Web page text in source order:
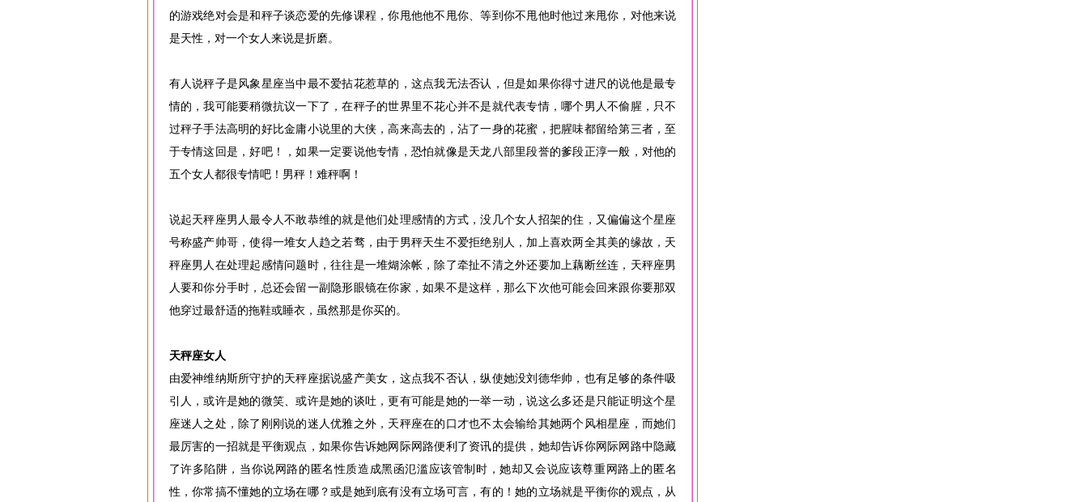
的游戏绝对会是和秤子谈恋爱的先修课程，你甩他他不甩你、等到你不甩他时他过来甩你，对他来说
是天性，对一个女人来说是折磨。
有人说秤子是风象星座当中最不爱拈花惹草的，这点我无法否认，但是如果你得寸进尺的说他是最专
情的，我可能要稍微抗议一下了，在秤子的世界里不花心并不是就代表专情，哪个男人不偷腥，只不
过秤子手法高明的好比金庸小说里的大侠，高来高去的，沾了一身的花蜜，把腥味都留给第三者，至
于专情这回是，好吧！，如果一定要说他专情，恐怕就像是天龙八部里段誉的爹段正淳一般，对他的
五个女人都很专情吧！男秤！难秤啊！
说起天秤座男人最令人不敢恭维的就是他们处理感情的方式，没几个女人招架的住，又偏偏这个星座
号称盛产帅哥，使得一堆女人趋之若骛，由于男秤天生不爱拒绝别人，加上喜欢两全其美的缘故，天
秤座男人在处理起感情问题时，往往是一堆煳涂帐，除了牵扯不清之外还要加上藕断丝连，天秤座男
人要和你分手时，总还会留一副隐形眼镜在你家，如果不是这样，那么下次他可能会回来跟你要那双
他穿过最舒适的拖鞋或睡衣，虽然那是你买的。
天秤座女人
由爱神维纳斯所守护的天秤座据说盛产美女，这点我不否认，纵使她没刘德华帅，也有足够的条件吸
引人，或许是她的微笑、或许是她的谈吐，更有可能是她的一举一动，说这么多还是只能证明这个星
座迷人之处，除了刚刚说的迷人优雅之外，天秤座在的口才也不太会输给其她两个风相星座，而她们
最厉害的一招就是平衡观点，如果你告诉她网际网路便利了资讯的提供，她却告诉你网际网路中隐藏
了许多陷阱，当你说网路的匿名性质造成黑函氾滥应该管制时，她却又会说应该尊重网路上的匿名
性，你常搞不懂她的立场在哪？或是她到底有没有立场可言，有的！她的立场就是平衡你的观点，从